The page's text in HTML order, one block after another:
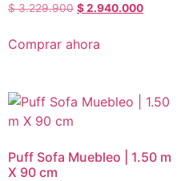
$3.229.900 $2.940.000
Comprar ahora
Puff Sofa Muebleo | 1.50 m
X 90 cm